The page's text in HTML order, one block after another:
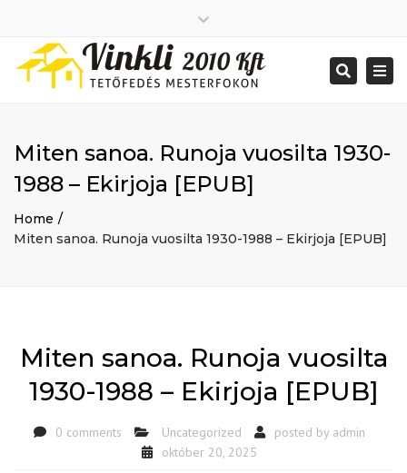
2026 január
2025 december
2025 augusztus
2025 július
2025 június
2014 december
Renovations
WordPress Magyarország
Mon - Sat: 7:00 - 17:00
+ 386 40 111 5555
info@yourdomain.com
top
bar
Search
Miten sanoa. Runoja vuosilta 1930-
1988 – Ekirjoja [EPUB]
Home
Miten sanoa. Runoja vuosilta 1930-1988 – Ekirjoja [EPUB]
Miten sanoa. Runoja vuosilta
1930-1988 – Ekirjoja [EPUB]
0 comments Uncategorized posted by admin
október 20, 2025